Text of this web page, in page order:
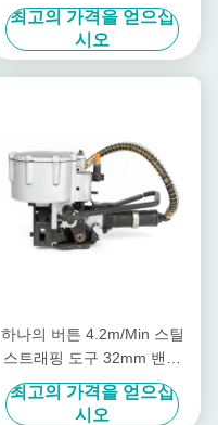
최고의 가격을 얻으십
시오
하나의 버튼 4.2m/Min 스틸
스트래핑 도구 32mm 밴드
Pneumatic 스틸 스트래핑 머
신
최고의 가격을 얻으십
시오